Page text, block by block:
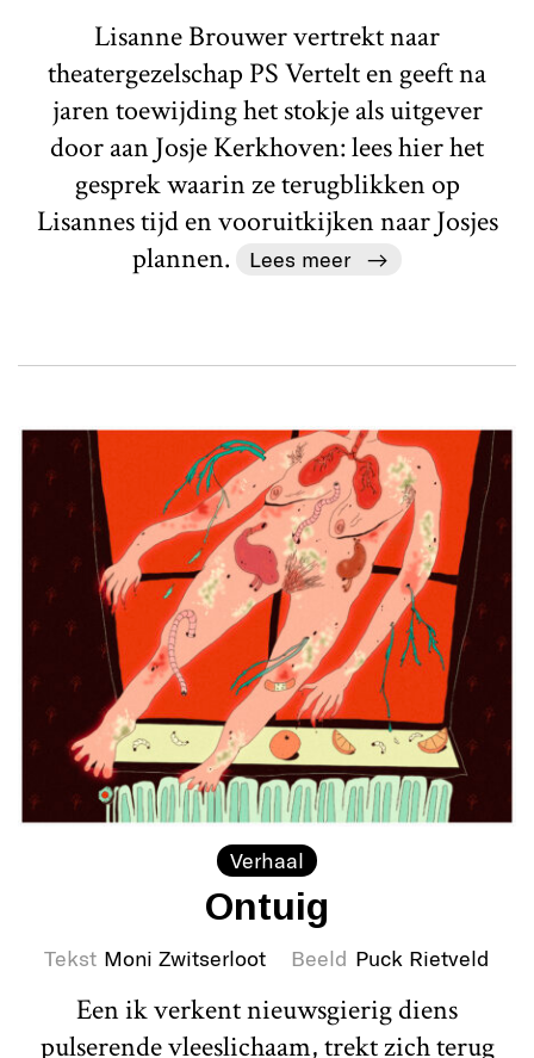
Lisanne Brouwer vertrekt naar
theatergezelschap PS Vertelt en geeft na
jaren toewijding het stokje als uitgever
door aan Josje Kerkhoven: lees hier het
gesprek waarin ze terugblikken op
Lisannes tijd en vooruitkijken naar Josjes
plannen.
Lees meer
Verhaal
Ontuig
Tekst Moni Zwitserloot Beeld Puck Rietveld
Een ik verkent nieuwsgierig diens
pulserende vleeslichaam, trekt zich terug